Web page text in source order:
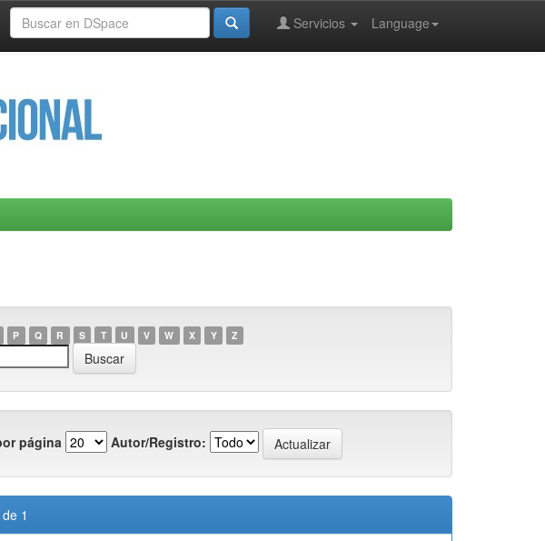
Language
Servicios
P Q R S T U V W X Y Z
página Autor/Registro:
1